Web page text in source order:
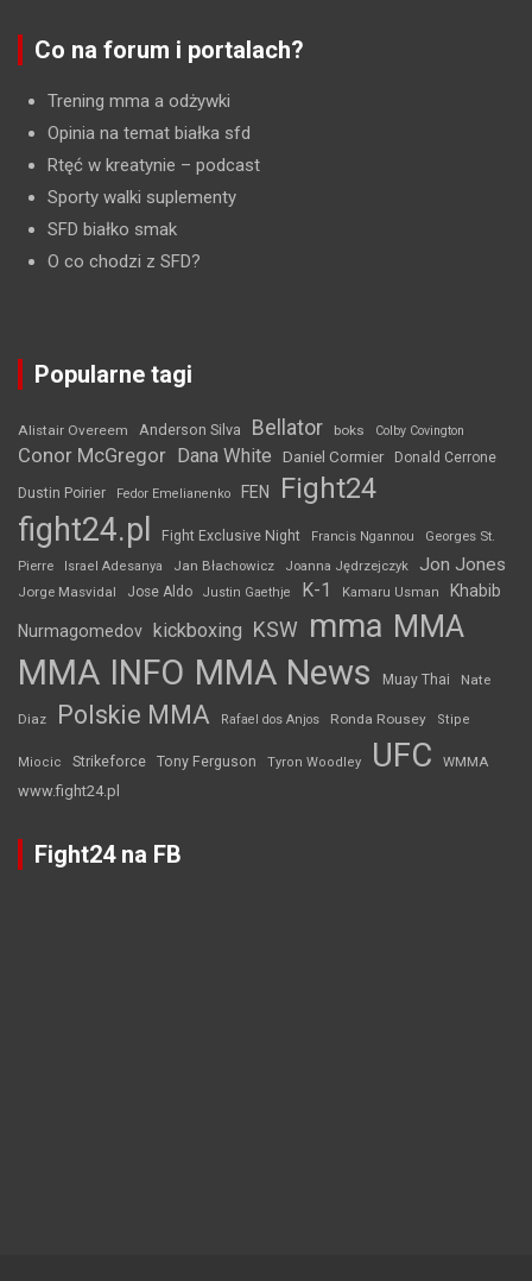
Co na forum i portalach?
Trening mma a odżywki
Opinia na temat białka sfd
Rtęć w kreatynie – podcast
Sporty walki suplementy
SFD białko smak
O co chodzi z SFD?
Popularne tagi
Alistair Overeem Anderson Silva Bellator boks Colby Covington
Conor McGregor Dana White Daniel Cormier Donald Cerrone
Dustin Poirier Fedor Emelianenko FEN Fight24
fight24.pl Fight Exclusive Night Francis Ngannou
Georges St.
Pierre
Israel Adesanya Jan Błachowicz Joanna Jędrzejczyk Jon Jones
Jorge Masvidal Jose Aldo Justin Gaethje K-1 Kamaru Usman Khabib
Nurmagomedov kickboxing KSW mma MMA
MMA INFO MMA News Muay Thai Nate
Diaz Polskie MMA Rafael dos Anjos Ronda Rousey Stipe
Miocic Strikeforce Tony Ferguson Tyron Woodley UFC WMMA
www.fight24.pl
Fight24 na FB